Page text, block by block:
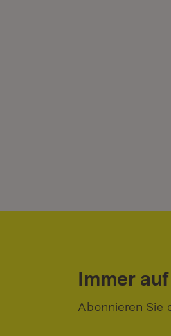
Immer
Abonnieren Sie